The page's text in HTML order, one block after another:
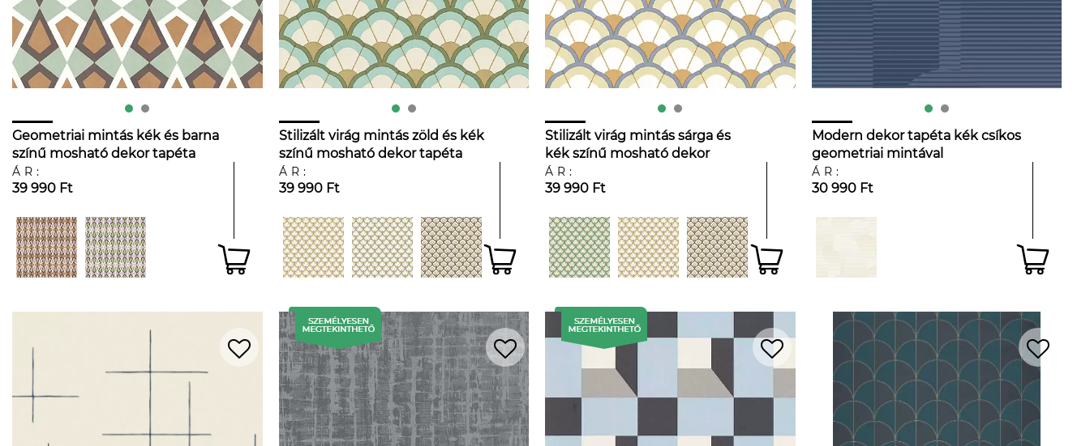
Geometriai mintás kék és barna
színű mosható dekor tapéta
ÁR:
39 990 Ft
Stilizált virág mintás zöld és kék
színű mosható dekor tapéta
ÁR:
39 990 Ft
Stilizált virág mintás sárga és
kék színű mosható dekor
tapéta
ÁR:
39 990 Ft
Modern dekor tapéta kék csíkos
geometriai mintával
ÁR:
30 990 Ft